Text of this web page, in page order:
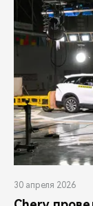
30 апреля 2026